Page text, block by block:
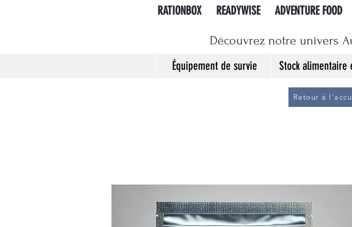
RATIONBOX READYWISE ADVENTURE FOOD
Découvrez notre univers
Équipement de survie
Stock alimentaire
Retour à